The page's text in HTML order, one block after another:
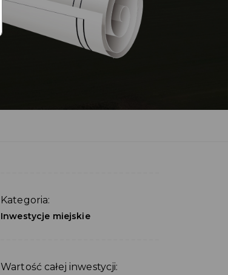
Kategoria:
Inwestycje miejskie
Wartość całej inwestycji: